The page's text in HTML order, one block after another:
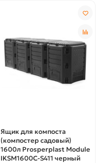
Ящик для компоста
(компостер садовый)
1600л Prosperplast Module
IKSM1600C-S411 черный